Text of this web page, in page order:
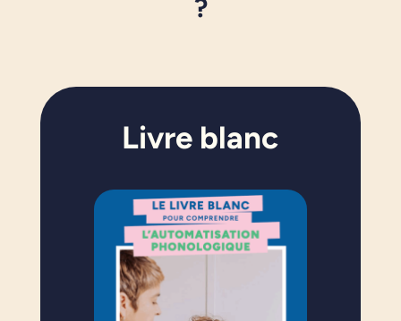
?
Livre blanc